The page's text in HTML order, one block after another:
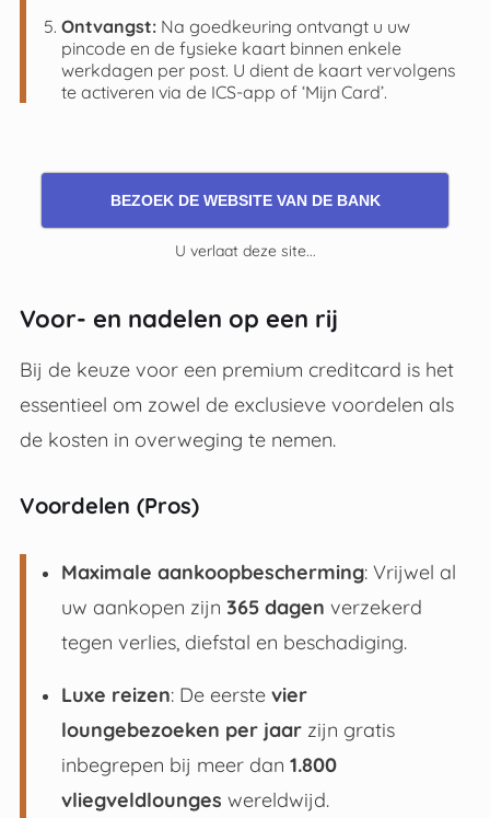
Ontvangst:Na goedkeuring ontvangt u uw
pincode en de fysieke kaart binnen enkele
werkdagen per post. U dient de kaart vervolgens
te activeren via de ICS-app of ‘Mijn Card’.
BEZOEK DE WEBSITE VAN DE BANK
U verlaat deze site...
Voor- en nadelen op een rij
Bij de keuze voor een premium creditcard is het
essentieel om zowel de exclusieve voordelen als
de kosten in overweging te nemen.
Voordelen (Pros)
Maximale aankoopbescherming: Vrijwel al
uw aankopen zijn 365 dagen verzekerd
tegen verlies, diefstal en beschadiging.
Luxe reizen: De eerste vier
loungebezoeken per jaarzijn gratis
inbegrepen bij meer dan 1.800
vliegveldlounges wereldwijd.